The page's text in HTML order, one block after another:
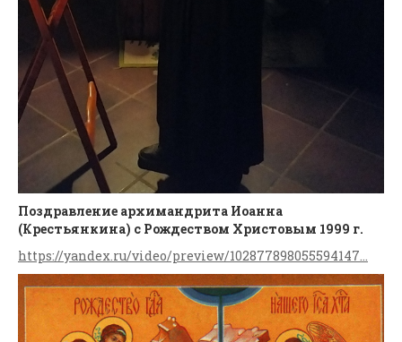
Поздравление архимандрита Иоанна
(Крестьянкина) с Рождеством Христовым 1999 г.
https://yandex.ru/video/preview/102877898055594147...